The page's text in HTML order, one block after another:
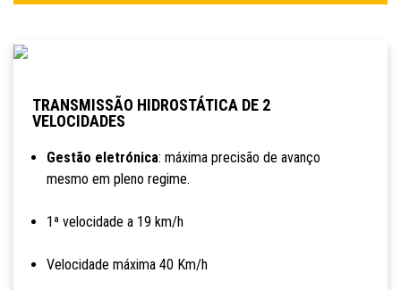
TRANSMISSÃO HIDROSTÁTICA DE 2
VELOCIDADES
Gestão eletrónica: máxima precisão de avanço
mesmo em pleno regime.
1ª velocidade a 19 km/h
Velocidade máxima 40 Km/h